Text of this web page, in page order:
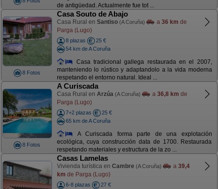
de antigüedad. Actualmente fue tot ...
8 Fotos
Casa Souto de Abajo
Casa Rural en Santiso (A Coruña) a 36 km de
Parga (Lugo)
8 plazas
25 €
54 km de A Coruña
Casa tradicional gallega restaurada en el 2007,
manteniendo lo rústico y adaptandolo a la vida moderna
respetando el entorno natural. Ideal ...
8 Fotos
A Curiscada
Casa Rural en Arzúa (A Coruña) a 36,8 km de
Parga (Lugo)
7+2 plazas
25 €
65 km de A Coruña
A Curiscada forma parte de una explotación
ecológica, cuya construcción data de 1700. Restaurada
respetando materiales y estructura de la zo ...
Casas Lamelas
Vivienda turística en Cambre (A Coruña) a 39,4
km de Parga (Lugo)
6-8 plazas
27 €